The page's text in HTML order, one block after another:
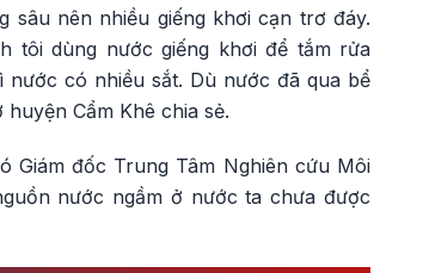
sâu nên nhiều giếng khơi cạn trơ đáy.
tôi dùng nước giếng khơi để tắm rửa
có nhiều sắt. Dù nước đã qua bể
Cẩm Khê chia sẻ.
Giám đốc Trung Tâm Nghiên cứu Môi
nước ngầm ở nước ta chưa được